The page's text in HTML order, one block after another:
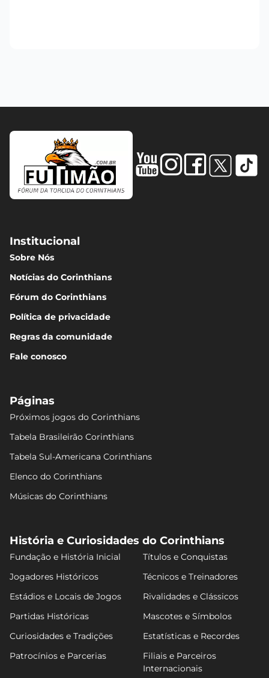
Institucional
Sobre Nós
Notícias do Corinthians
Fórum do Corinthians
Política de privacidade
Regras da comunidade
Fale conosco
Páginas
Próximos jogos do Corinthians
Tabela Brasileirão Corinthians
Tabela Sul-Americana Corinthians
Elenco do Corinthians
Músicas do Corinthians
História e Curiosidades do Corinthians
Fundação e História Inicial
Títulos e Conquistas
Jogadores Históricos
Técnicos e Treinadores
Estádios e Locais de Jogos
Rivalidades e Clássicos
Partidas Históricas
Mascotes e Símbolos
Curiosidades e Tradições
Estatísticas e Recordes
Patrocínios e Parcerias
Filiais e Parceiros
Internacionais